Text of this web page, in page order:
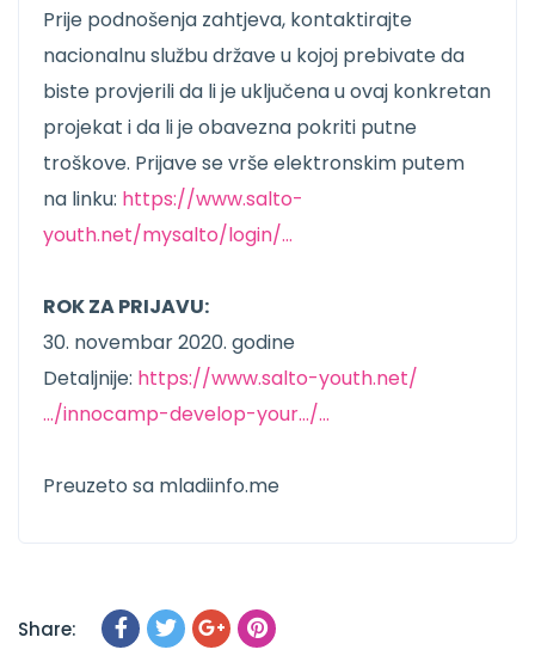
Prije podnošenja zahtjeva, kontaktirajte
nacionalnu službu države u kojoj prebivate da
biste provjerili da li je uključena u ovaj konkretan
projekat i da li je obavezna pokriti putne
troškove. Prijave se vrše elektronskim putem
na linku: https://www.salto-
youth.net/mysalto/login/…
ROK ZA PRIJAVU:
30. novembar 2020. godine
Detaljnije: https://www.salto-youth.net/
…/innocamp-develop-your…/…
Preuzeto sa mladiinfo.me
Share: